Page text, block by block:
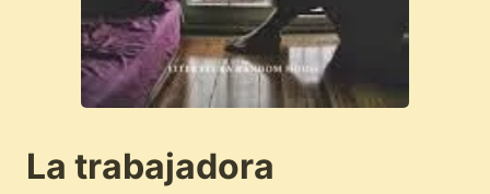
La trabajadora